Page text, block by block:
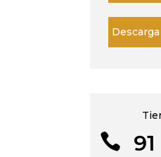
